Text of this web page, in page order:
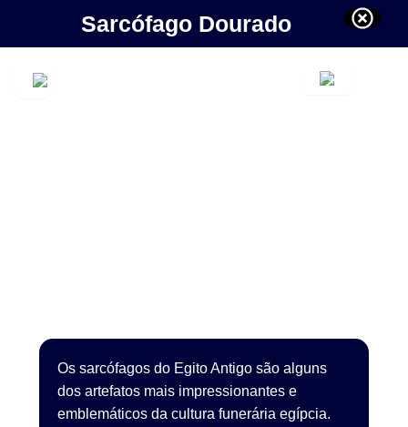
Sarcófago Dourado
Os sarcófagos do Egito Antigo são alguns
dos artefatos mais impressionantes e
emblemáticos da cultura funerária egípcia.